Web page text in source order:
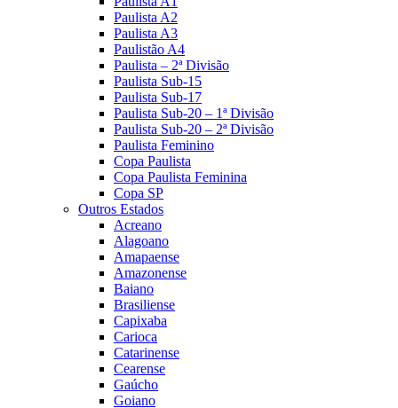
Paulista A2
Paulista A3
Paulistão A4
Paulista – 2ª Divisão
Paulista Sub-15
Paulista Sub-17
Paulista Sub-20 – 1ª Divisão
Paulista Sub-20 – 2ª Divisão
Paulista Feminino
Copa Paulista
Copa Paulista Feminina
Copa SP
Outros Estados
Acreano
Alagoano
Amapaense
Amazonense
Baiano
Brasiliense
Capixaba
Carioca
Catarinense
Cearense
Gaúcho
Goiano